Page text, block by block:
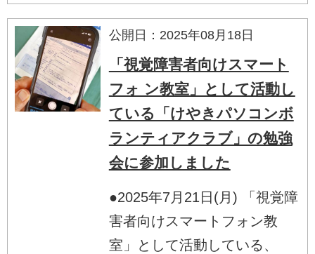
公開日：2025年08月18日
「視覚障害者向けスマート
フォ ン教室」として活動し
ている「けやきパソコンボ
ランティアクラブ」の勉強
会に参加しました
●2025年7月21日(月) 「視覚障
害者向けスマートフォン教
室」として活動している、